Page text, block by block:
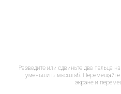
Разведите или сдвиньте два пальца
уменьшить масштаб. Перемещайте
экране и